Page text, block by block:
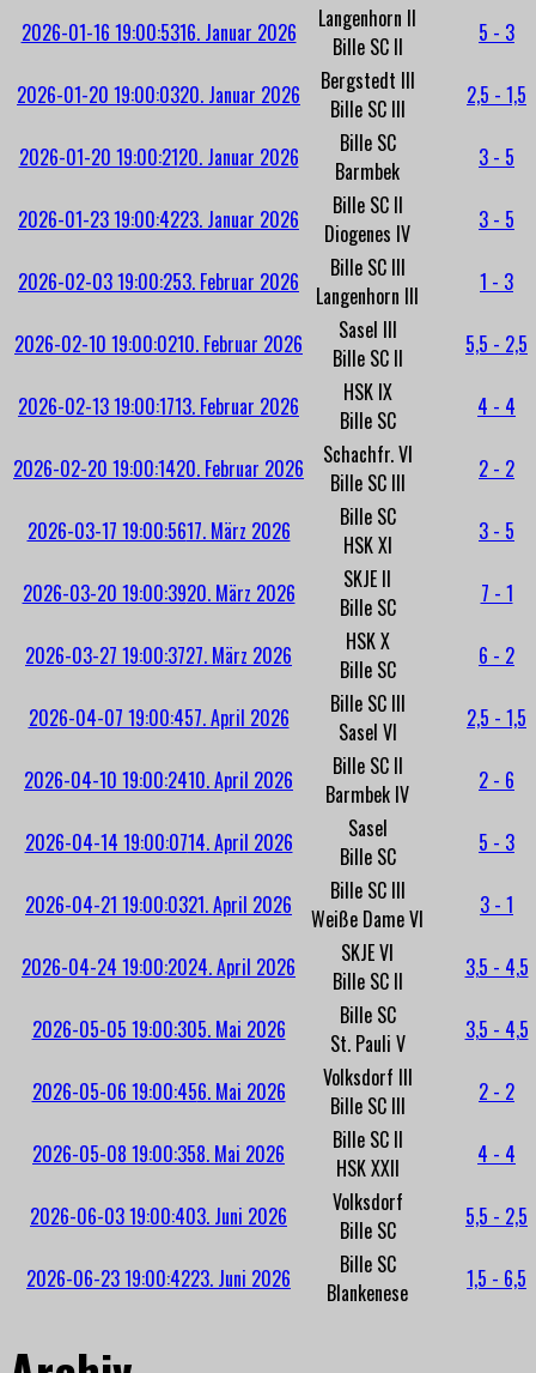
2026-01-16 19:00:5316. Januar 2026
Langenhorn II
Bille SC II
5 - 3
2026-01-20 19:00:0320. Januar 2026
Bergstedt III
Bille SC III
2,5 - 1,5
2026-01-20 19:00:2120. Januar 2026
Bille SC
Barmbek
3 - 5
2026-01-23 19:00:4223. Januar 2026
Bille SC II
Diogenes IV
3 - 5
2026-02-03 19:00:253. Februar 2026
Bille SC III
Langenhorn III
1 - 3
2026-02-10 19:00:0210. Februar 2026
Sasel III
Bille SC II
5,5 - 2,5
2026-02-13 19:00:1713. Februar 2026
HSK IX
Bille SC
4 - 4
2026-02-20 19:00:1420. Februar 2026
Schachfr. VI
Bille SC III
2 - 2
2026-03-17 19:00:5617. März 2026
Bille SC
HSK XI
3 - 5
2026-03-20 19:00:3920. März 2026
SKJE II
Bille SC
7 - 1
2026-03-27 19:00:3727. März 2026
HSK X
Bille SC
6 - 2
2026-04-07 19:00:457. April 2026
Bille SC III
Sasel VI
2,5 - 1,5
2026-04-10 19:00:2410. April 2026
Bille SC II
Barmbek IV
2 - 6
2026-04-14 19:00:0714. April 2026
Sasel
Bille SC
5 - 3
2026-04-21 19:00:0321. April 2026
Bille SC III
Weiße Dame VI
3 - 1
2026-04-24 19:00:2024. April 2026
SKJE VI
Bille SC II
3,5 - 4,5
2026-05-05 19:00:305. Mai 2026
Bille SC
St. Pauli V
3,5 - 4,5
2026-05-06 19:00:456. Mai 2026
Volksdorf III
Bille SC III
2 - 2
2026-05-08 19:00:358. Mai 2026
Bille SC II
HSK XXII
4 - 4
2026-06-03 19:00:403. Juni 2026
Volksdorf
Bille SC
5,5 - 2,5
2026-06-23 19:00:4223. Juni 2026
Bille SC
Blankenese
1,5 - 6,5